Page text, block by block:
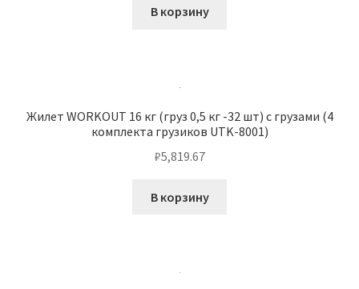
В корзину
Жилет WORKOUT 16 кг (груз 0,5 кг -32 шт) с грузами (4
комплекта грузиков UTK-8001)
₽5,819.67
В корзину